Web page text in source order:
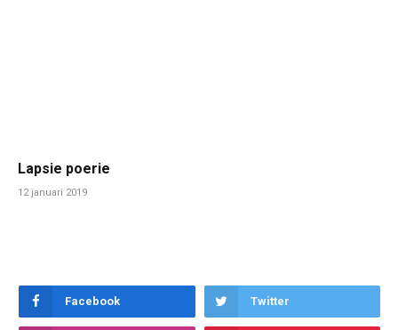
Lapsie poerie
12 januari 2019
Facebook Twitter